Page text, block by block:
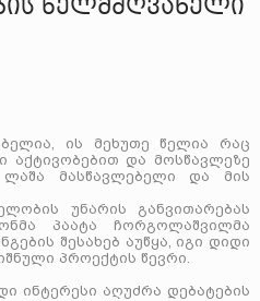
ხელმძღვანელი
ის მეხუთე წელია რაც
აქტივობებით და მოსწავლეზე
ლაშა მასწავლებელი და მის
უნარის განვითარებას
პაატა ჩორგოლაშვილმა
შესახებ აუწყა, იგი დიდი
პროექტის წევრი.
ინტერესი აღუძრა დებატების